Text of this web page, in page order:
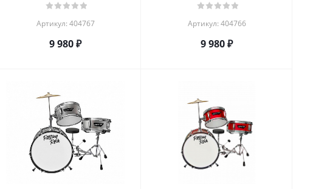
Артикул: 404767
9 980₽
Артикул: 404766
9 980₽